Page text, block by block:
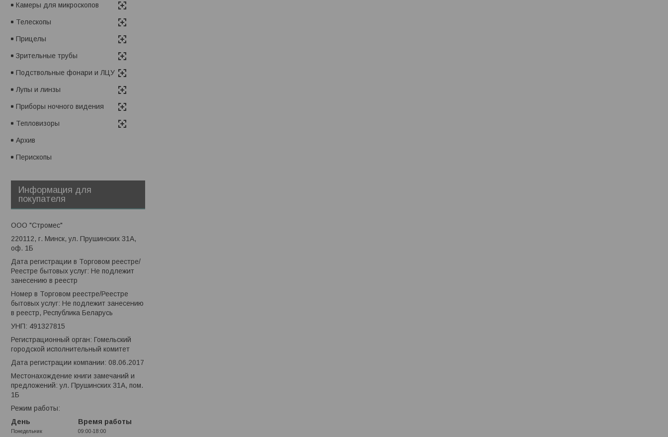
Камеры для микроскопов
Телескопы
Прицелы
Зрительные трубы
Подствольные фонари и ЛЦУ
Лупы и линзы
Приборы ночного видения
Тепловизоры
Архив
Перископы
Информация для
покупателя
ООО "Стромес"
220112, г. Минск, ул. Прушинских 31А,
оф. 1Б
Дата регистрации в Торговом реестре/
Реестре бытовых услуг: Не подлежит
занесению в реестр
Номер в Торговом реестре/Реестре
бытовых услуг: Не подлежит занесению
в реестр, Республика Беларусь
УНП: 491327815
Регистрационный орган: Гомельский
городской исполнительный комитет
Дата регистрации компании: 08.06.2017
Местонахождение книги замечаний и
предложений: ул. Прушинских 31А, пом.
1Б
Режим работы:
День
Время работы
Понедельник
09:00-18:00